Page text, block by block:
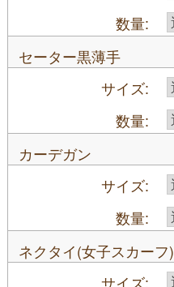
セーター黒薄手
カーデガン
ネクタイ(女子スカーフ)